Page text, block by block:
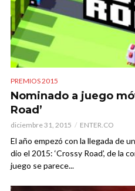
PREMIOS 2015
Nominado a juego
Road’
diciembre 31, 2015 ENTER.CO
El año empezó con la llegada de
dio el 2015: ‘Crossy Road’, de la
juego se parece...